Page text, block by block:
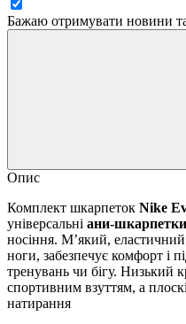
Бажаю отримувати новини та
Опис
Комплект шкарпеток Nike
універсальні ани-шкарпетки
носіння. М’який,
ноги, забезпечує комфорт і
тренувань чи бігу. Низький
спортивним взуттям, а
натирання